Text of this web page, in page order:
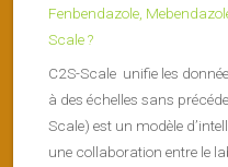
Fenbendazole,
Scale ?
C2S-Scale unifie les
à des échelles sans
Scale) est un modèle
une collaboration entre le